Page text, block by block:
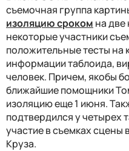
съемочная группа
изоляцию сроком на две
некоторые участники
положительные тесты на
информации таблоида,
человек. Причем, якобы
ближайшие помощники
изоляцию еще 1 июня.
подтвердился у
участие в съемках сцены
Круза.